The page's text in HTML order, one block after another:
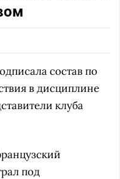
состав по
в дисциплине
клуба
под